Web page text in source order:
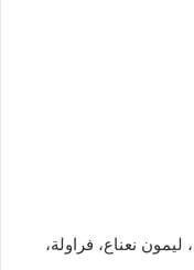
نعناع، فراولة،